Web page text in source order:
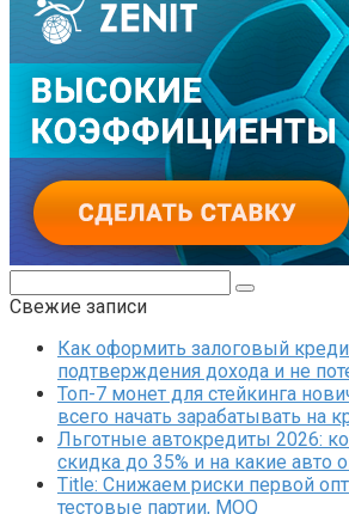
Свежие записи
Как оформить залоговый
подтверждения дохода и не
Топ-7 монет для стейкинга
всего начать зарабатывать на
Льготные автокредиты 2026:
скидка до 35% и на какие авто
Title: Снижаем риски первой
тестовые партии, MOQ